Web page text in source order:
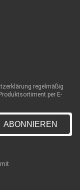
regelmäßig
per E-
ABONNIEREN